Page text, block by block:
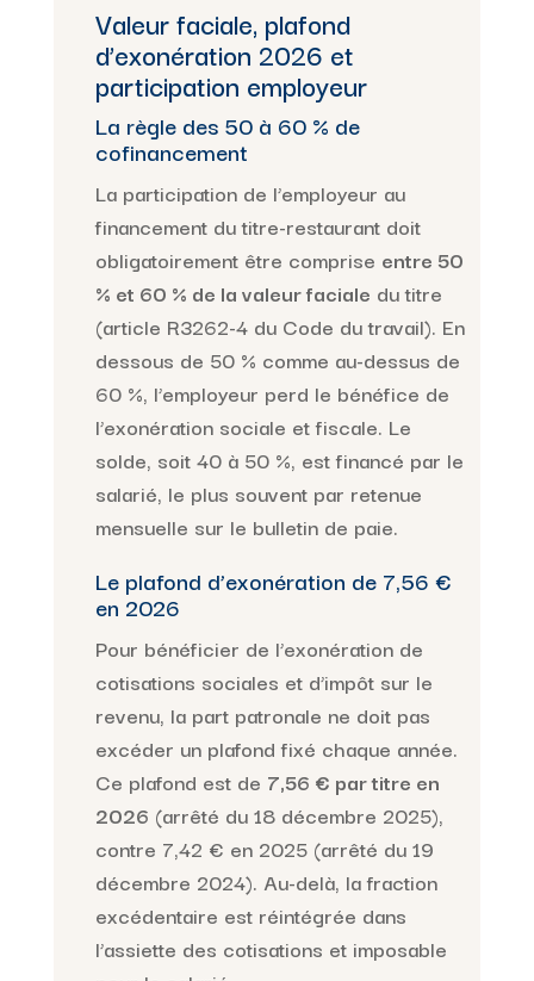
Valeur faciale, plafond
d’exonération 2026 et
participation employeur
La règle des 50 à 60 % de
cofinancement
La participation de l’employeur au
financement du titre-restaurant doit
obligatoirement être comprise entre 50
% et 60 % de la valeur faciale du titre
(article R3262-4 du Code du travail). En
dessous de 50 % comme au-dessus de
60 %, l’employeur perd le bénéfice de
l’exonération sociale et fiscale. Le
solde, soit 40 à 50 %, est financé par le
salarié, le plus souvent par retenue
mensuelle sur le bulletin de paie.
Le plafond d’exonération de 7,56 €
en 2026
Pour bénéficier de l’exonération de
cotisations sociales et d’impôt sur le
revenu, la part patronale ne doit pas
excéder un plafond fixé chaque année.
Ce plafond est de 7,56 € par titre en
2026 (arrêté du 18 décembre 2025),
contre 7,42 € en 2025 (arrêté du 19
décembre 2024). Au-delà, la fraction
excédentaire est réintégrée dans
l’assiette des cotisations et imposable